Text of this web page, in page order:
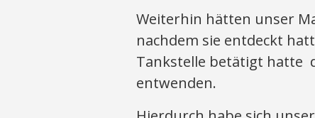
Weiterhin hätten unser
nachdem sie entdeckt
Tankstelle betätigt hatte
entwenden.